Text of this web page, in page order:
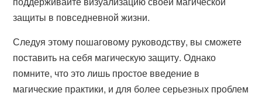
защиты в повседневной жизни.
Следуя этому пошаговому руководству, вы сможете
поставить на себя магическую защиту. Однако
помните, что это лишь простое введение в
магические практики, и для более серьезных проблем